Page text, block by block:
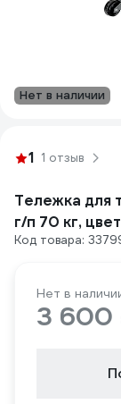
Нет в наличии
1 1 отзыв
Тележка для
г/п 70 кг,
Код товара:
Нет в
3 600